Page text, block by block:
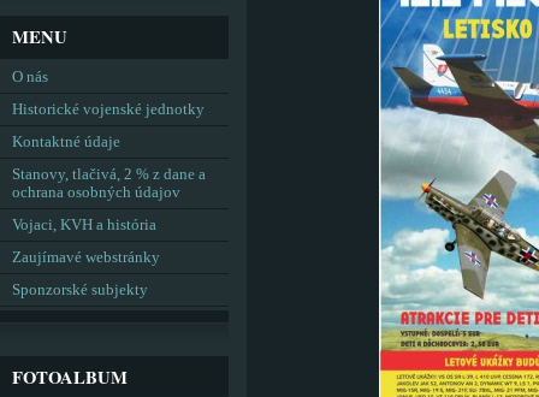
MENU
O nás
Historické vojenské jednotky
Kontaktné údaje
Stanovy, tlačivá, 2 % z dane a
ochrana osobných údajov
Vojaci, KVH a história
Zaujímavé webstránky
Sponzorské subjekty
FOTOALBUM